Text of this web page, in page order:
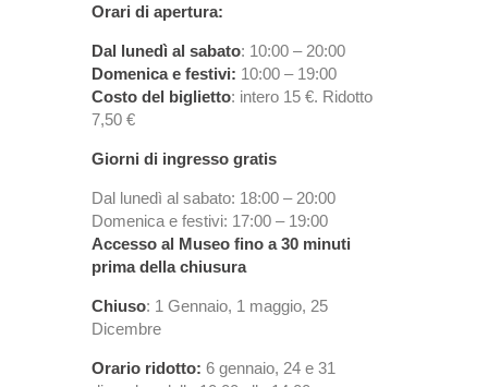
Orari di apertura:
Dal lunedì al sabato: 10:00 – 20:00
Domenica e festivi: 10:00 – 19:00
Costo del biglietto: intero 15 €. Ridotto
7,50 €
Giorni di ingresso gratis
Dal lunedì al sabato: 18:00 – 20:00
Domenica e festivi: 17:00 – 19:00
Accesso al Museo fino a 30 minuti
prima della chiusura
Chiuso: 1 Gennaio, 1 maggio, 25
Dicembre
Orario ridotto: 6 gennaio, 24 e 31